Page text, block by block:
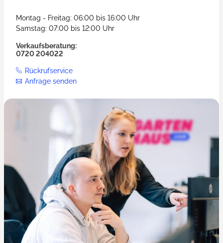
Montag - Freitag: 06:00 bis 16:00 Uhr
Samstag: 07:00 bis 12:00 Uhr
Verkaufsberatung:
0720 204022
Rückrufservice
Anfrage senden